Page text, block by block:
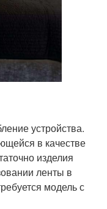
устройства.
в качестве
изделия
ленты в
модель с